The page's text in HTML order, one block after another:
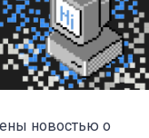
новостью о